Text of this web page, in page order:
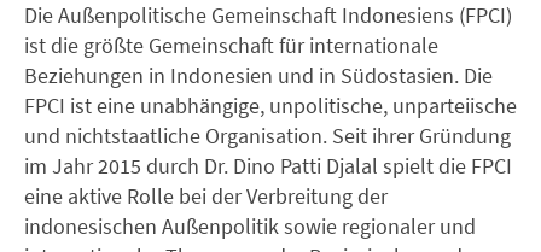
Die Außenpolitische Gemeinschaft Indonesiens (FPCI)
ist die größte Gemeinschaft für internationale
Beziehungen in Indonesien und in Südostasien. Die
FPCI ist eine unabhängige, unpolitische, unparteiische
und nichtstaatliche Organisation. Seit ihrer Gründung
im Jahr 2015 durch Dr. Dino Patti Djalal spielt die FPCI
eine aktive Rolle bei der Verbreitung der
indonesischen Außenpolitik sowie regionaler und